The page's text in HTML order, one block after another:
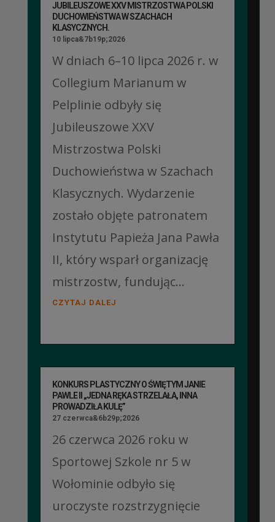
JUBILEUSZOWE XXV MISTRZOSTWA POLSKI
DUCHOWIEŃSTWA W SZACHACH
KLASYCZNYCH.
10 lipca&7b19p;2026
W dniach 6–10 lipca 2026 r. w
Collegium Marianum w
Pelplinie odbyły się
Jubileuszowe XXV
Mistrzostwa Polski
Duchowieństwa w Szachach
Klasycznych. Wydarzenie
zostało objęte patronatem
Instytutu Papieża Jana Pawła
II, który wsparł organizację
mistrzostw, fundując...
CZYTAJ DALEJ
KONKURS PLASTYCZNY O ŚWIĘTYM JANIE
PAWLE II „JEDNA RĘKA STRZELAŁA, INNA
PROWADZIŁA KULĘ”
27 czerwca&6b29p;2026
26 czerwca 2026 roku w
Sportowej Szkole nr 5 w
Wołominie odbyło się
uroczyste rozstrzygnięcie